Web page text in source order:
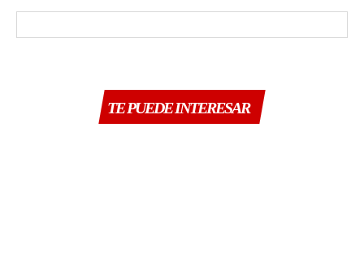
TE PUEDE INTERESAR